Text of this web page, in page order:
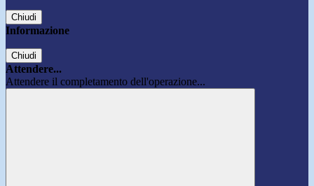
Chiudi
Informazione
Chiudi
Attendere...
Attendere il completamento dell'operazione...